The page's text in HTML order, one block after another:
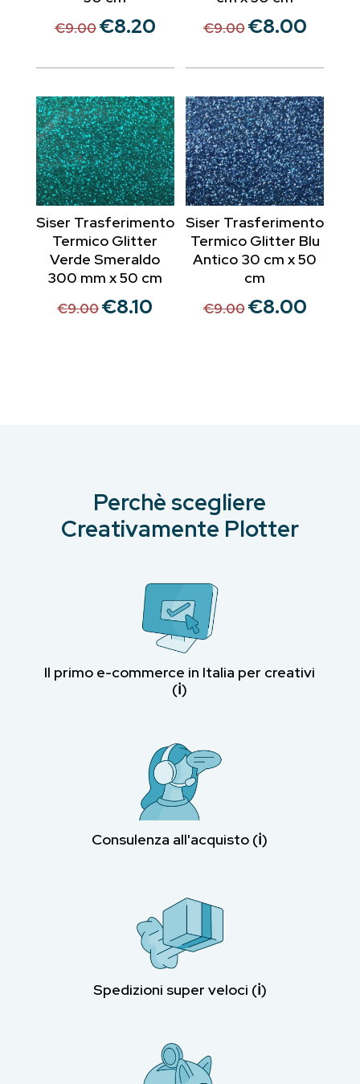
€9.00 Il
originale
€9.00.
€8.20Il
attuale
€8.20.
€9.00 Il
originale
€9.00.
€8.00Il
attuale
€8.00.
Siser Trasferimento
Termico Glitter
Verde Smeraldo
300 mm x 50 cm
€9.00 Il
€8.10
Siser Trasferimento
Termico Glitter Blu
Antico 30 cm x 50
cm
€9.00 Il
€8.00Il
Perchè scegliere
Creativamente Plotter
Il primo e-commerce in Italia per creativi
(ℹ︎)
Consulenza all'acquisto (ℹ︎)
Spedizioni super veloci (ℹ︎)